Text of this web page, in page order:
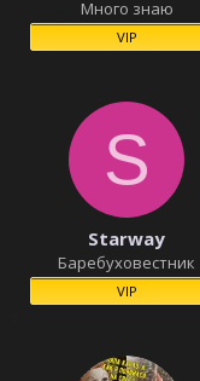
Много знаю
VIP
S
Starway
Баребуховестник
VIP